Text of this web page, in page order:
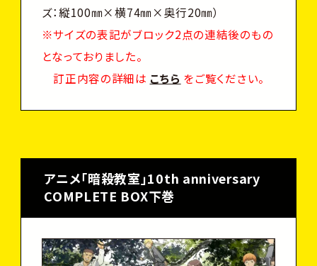
ズ：縦100㎜×横74㎜×奥行20㎜）
※サイズの表記がブロック2点の連結後のもの
となっておりました。
訂正内容の詳細は こちら をご覧ください。
アニメ「暗殺教室」10th anniversary
COMPLETE BOX下巻